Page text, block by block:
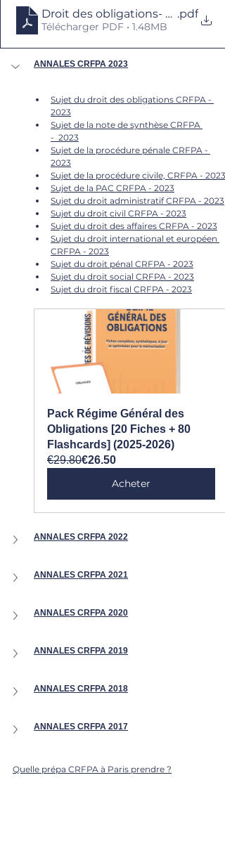
Droit des obligations- sujet
.pdf
Télécharger PDF • 1.48MB
ANNALES CRFPA 2023
Sujet du droit des obligations CRFPA -
2023
Sujet de la note de synthèse CRFPA
-  2023
Sujet de la procédure pénale CRFPA -
2023
Sujet de la procédure civile, CRFPA - 2023
Sujet de la PAC CRFPA - 2023
Sujet du droit administratif CRFPA - 2023
Sujet du droit civil CRFPA - 2023
Sujet du droit des affaires CRFPA - 2023
Sujet du droit international et européen
CRFPA - 2023
Sujet du droit pénal CRFPA - 2023
Sujet du droit social CRFPA - 2023
Sujet du droit fiscal CRFPA - 2023
Pack Régime Général des
Obligations [20 Fiches + 80
Flashcards] (2025-2026)
€29.80€26.50
Acheter
ANNALES CRFPA 2022
ANNALES CRFPA 2021
ANNALES CRFPA 2020
ANNALES CRFPA 2019
ANNALES CRFPA 2018
ANNALES CRFPA 2017
Quelle prépa CRFPA à Paris prendre ?